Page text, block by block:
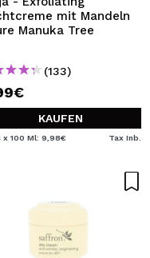
mit Mandeln
Manuka Tree
(133)
KAUFEN
x 100 Ml: 9,98€ Tax Inb.